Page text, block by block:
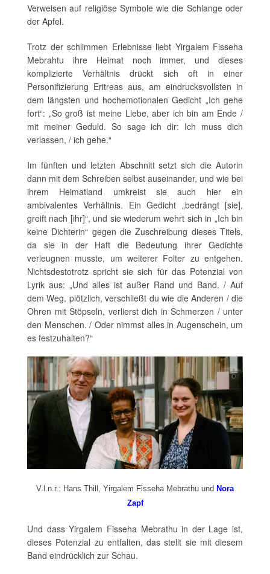
Verweisen auf religiöse Symbole wie die Schlange oder
der Apfel.
Trotz der schlimmen Erlebnisse liebt Yirgalem Fisseha
Mebrahtu ihre Heimat noch immer, und dieses
komplizierte Verhältnis drückt sich oft in einer
Personifizierung Eritreas aus, am eindrucksvollsten in
dem längsten und hochemotionalen Gedicht „Ich gehe
fort“: „So groß ist meine Liebe, aber ich bin am Ende /
mit meiner Geduld. So sage ich dir: Ich muss dich
verlassen, / ich gehe.“
Im fünften und letzten Abschnitt setzt sich die Autorin
dann mit dem Schreiben selbst auseinander, und wie bei
ihrem Heimatland umkreist sie auch hier ein
ambivalentes Verhältnis. Ein Gedicht „bedrängt [sie],
greift nach [ihr]“, und sie wiederum wehrt sich in „Ich bin
keine Dichterin“ gegen die Zuschreibung dieses Titels,
da sie in der Haft die Bedeutung ihrer Gedichte
verleugnen musste, um weiterer Folter zu entgehen.
Nichtsdestotrotz spricht sie sich für das Potenzial von
Lyrik aus: „Und alles ist außer Rand und Band. / Auf
dem Weg, plötzlich, verschließt du wie die Anderen / die
Ohren mit Stöpseln, verlierst dich in Schmerzen / unter
den Menschen. / Oder nimmst alles in Augenschein, um
es festzuhalten?“
V.l.n.r.: Hans Thill, Yirgalem Fisseha Mebrathu und Nora
Zapf
Und dass Yirgalem Fisseha Mebrathu in der Lage ist,
dieses Potenzial zu entfalten, das stellt sie mit diesem
Band eindrücklich zur Schau.